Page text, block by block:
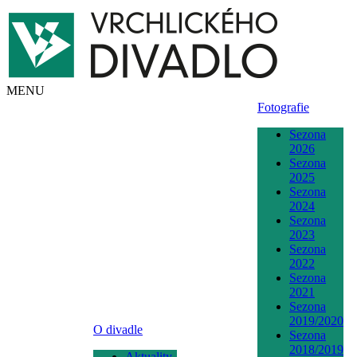
MENU
O divadle
Fotografie
Sezona
2026
Sezona
2025
Sezona
2024
Sezona
2023
Sezona
2022
Sezona
2021
Sezona
2019/2020
Sezona
2018/2019